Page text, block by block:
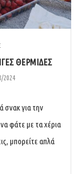
ΘΕΡΜΙΔΕΣ
2024
σνακ για την
φάτε με τα χέρια
μπορείτε απλά